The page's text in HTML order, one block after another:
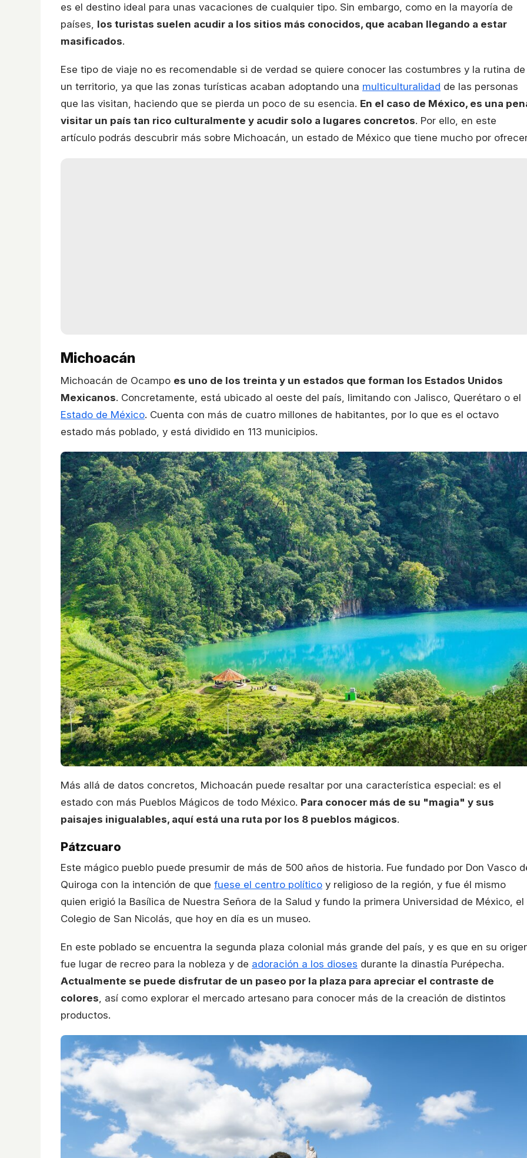
es el destino ideal para unas vacaciones de cualquier tipo. Sin embargo, como en la mayoría de
países, los turistas suelen acudir a los sitios más conocidos, que acaban llegando a estar
masificados.
Ese tipo de viaje no es recomendable si de verdad se quiere conocer las costumbres y la rutina de
un territorio, ya que las zonas turísticas acaban adoptando una multiculturalidad de las personas
que las visitan, haciendo que se pierda un poco de su esencia. En el caso de México, es una
visitar un país tan rico culturalmente y acudir solo a lugares concretos. Por ello, en este
artículo podrás descubrir más sobre Michoacán, un estado de México que tiene mucho por
Michoacán
Michoacán de Ocampo es uno de los treinta y un estados que forman los Estados Unidos
Mexicanos. Concretamente, está ubicado al oeste del país, limitando con Jalisco, Querétaro o el
Estado de México. Cuenta con más de cuatro millones de habitantes, por lo que es el octavo
estado más poblado, y está dividido en 113 municipios.
Más allá de datos concretos, Michoacán puede resaltar por una característica especial: es el
estado con más Pueblos Mágicos de todo México. Para conocer más de su "magia" y sus
paisajes inigualables, aquí está una ruta por los 8 pueblos mágicos.
Pátzcuaro
Este mágico pueblo puede presumir de más de 500 años de historia. Fue fundado por Don Vasco
Quiroga con la intención de que fuese el centro político y religioso de la región, y fue él mismo
quien erigió la Basílica de Nuestra Señora de la Salud y fundo la primera Universidad de México, el
Colegio de San Nicolás, que hoy en día es un museo.
En este poblado se encuentra la segunda plaza colonial más grande del país, y es que en su
fue lugar de recreo para la nobleza y de adoración a los dioses durante la dinastía Purépecha.
Actualmente se puede disfrutar de un paseo por la plaza para apreciar el contraste de
colores , así como explorar el mercado artesano para conocer más de la creación de distintos
productos.